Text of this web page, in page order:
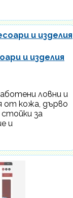
и изделия
ловни и
от кожа, дърво
стойки за
и